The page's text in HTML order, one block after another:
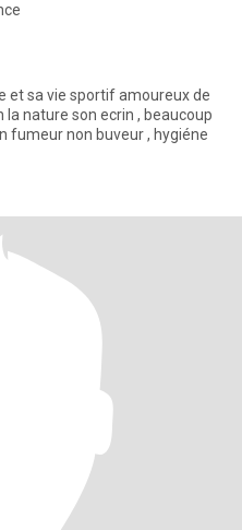
et sa vie sportif amoureux de
la nature son ecrin , beaucoup
fumeur non buveur , hygiéne